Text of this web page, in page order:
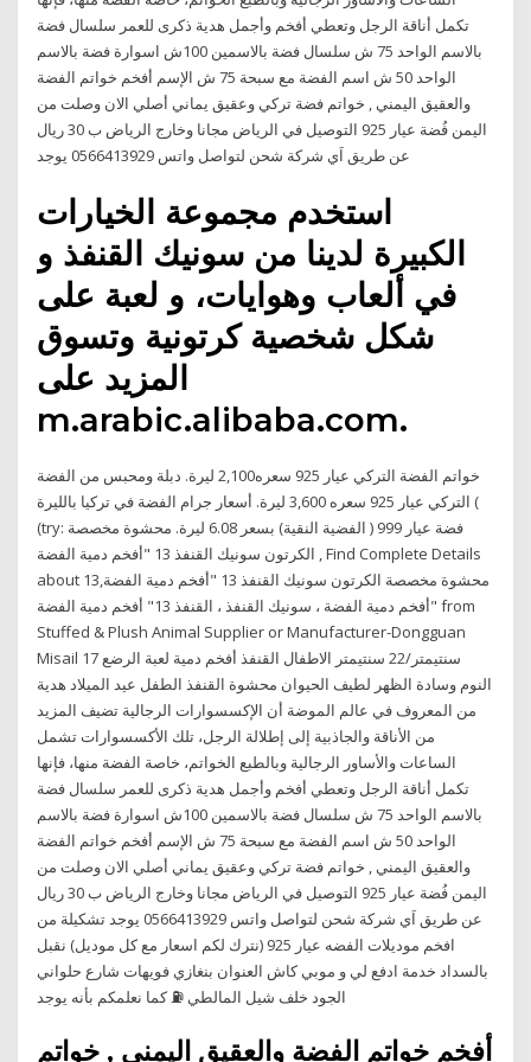
تكمل أناقة الرجل وتعطي أفخم وأجمل هدية ذكرى للعمر سلسال فضة
بالاسم الواحد 75 ش سلسال فضة بالاسمين 100ش اسوارة فضة بالاسم
الواحد 50 ش اسم الفضة مع سبحة 75 ش الإسم أفخم خواتم الفضة
والعقيق اليمني , خواتم فضة تركي وعقيق يماني أصلي الان وصلت من
اليمن فُضة عيار 925 التوصيل في الرياض مجانا وخارج الرياض ب 30 ريال
عن طريق اَي شركة شحن لتواصل واتس 0566413929 يوجد
استخدم مجموعة الخيارات
الكبيرة لدينا من سونيك القنفذ و
في ألعاب وهوايات، و لعبة على
شكل شخصية كرتونية وتسوق
المزيد على
m.arabic.alibaba.com.
خواتم الفضة التركي عيار 925 سعره2,100 ليرة. دبلة ومحبس من الفضة
التركي عيار 925 سعره 3,600 ليرة. أسعار جرام الفضة في تركيا بالليرة (
(try: فضة عيار 999 ( الفضية النقية) بسعر 6.08 ليرة. محشوة مخصصة
الكرتون سونيك القنفذ 13 "أفخم دمية الفضة , Find Complete Details
about محشوة مخصصة الكرتون سونيك القنفذ 13 "أفخم دمية الفضة,13
"أفخم دمية الفضة ، سونيك القنفذ ، القنفذ 13" أفخم دمية الفضة from
Stuffed & Plush Animal Supplier or Manufacturer-Dongguan
Misail 17 سنتيمتر/22 سنتيمتر الاطفال القنفذ أفخم دمية لعبة الرضع
النوم وسادة الظهر لطيف الحيوان محشوة القنفذ الطفل عيد الميلاد هدية
من المعروف في عالم الموضة أن الإكسسوارات الرجالية تضيف المزيد
من الأناقة والجاذبية إلى إطلالة الرجل، تلك الأكسسوارات تشمل
الساعات والأساور الرجالية وبالطبع الخواتم، خاصة الفضة منها، فإنها
تكمل أناقة الرجل وتعطي أفخم وأجمل هدية ذكرى للعمر سلسال فضة
بالاسم الواحد 75 ش سلسال فضة بالاسمين 100ش اسوارة فضة بالاسم
الواحد 50 ش اسم الفضة مع سبحة 75 ش الإسم أفخم خواتم الفضة
والعقيق اليمني , خواتم فضة تركي وعقيق يماني أصلي الان وصلت من
اليمن فُضة عيار 925 التوصيل في الرياض مجانا وخارج الرياض ب 30 ريال
عن طريق اَي شركة شحن لتواصل واتس 0566413929 يوجد تشكيلة من
افخم موديلات الفضه عيار 925 (نترك لكم اسعار مع كل موديل) نقبل
بالسداد خدمة ادفع لي و موبي كاش العنوان بنغازي فويهات شارع حلواني
الجود خلف شيل المالطي ⛽ كما نعلمكم بأنه يوجد
أفخم خواتم الفضة والعقيق اليمني , خواتم